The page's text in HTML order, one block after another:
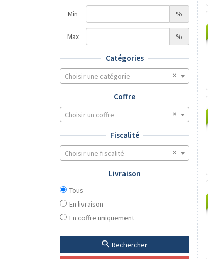
Min %
Max %
Catégories
Choisir une catégorie
Coffre
Choisir un coffre
Fiscalité
Choisir une fiscalité
Livraison
Tous
En livraison
En coffre uniquement
Rechercher